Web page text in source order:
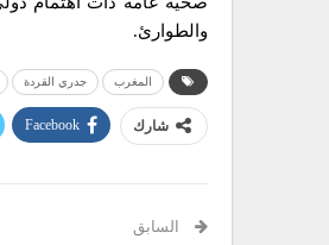
والطوارئ.
المغرب جدري القردة
شارك Facebook
السابق